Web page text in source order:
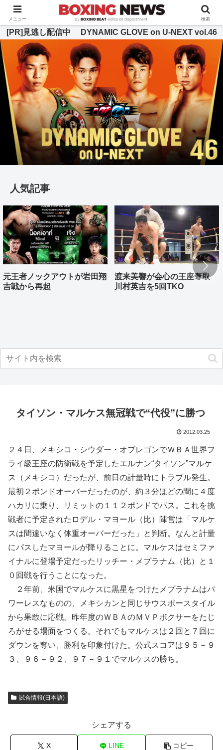
BOXING BEAT [ボクシング・ビート] 公式サイト
[PR]見逃し配信中 DYNAMIC GLOVE on U-NEXT vol.46
人気記事
元王者ノックアウトが岩田翔
吉戦から再起
渡来美響が会心の王座奪取
川村英吉を5回TKO
タイソン・マルケス無冠戦で“代役”に勝つ
2012.03.25
２４日、メキシコ・シウダー・オブレゴンでＷＢＡ世界フ
ライ級王座の防衛戦を予定したエルナン“タイソン”マルケ
ス（メキシコ）だったが、前日の計量時にトラブル発生。
最初２ポンドオーバーだったのが、約３分ほどの間に４度
ハカリに乗り、リミットの１１２ポンドでパス。これを挑
戦者に予定されたロデル・マヨール（比）陣営は「マルケ
スは間違いなく体重オーバーだった」と判断。なんと計量
にパスしたマヨールが降りることに。マルケスはセミファ
イナルに登場予定だったリッチー・メプラナム（比）と１
０回戦を行うことになった。
２年前、米国でマルケスに黒星をつけたメプラナムはパ
ワーレスなものの、メキシカンと同じサウスポースタイル
から果敢に応戦。昨年度のＷＢＡのＭＶＰボクサーをたじ
ろがせる場面をつくる。それでもマルケスは２回と７回に
ダウンを奪い、勝利を印象付けた。公式スコアは９５－９
３、９６－９２、９７－９１でマルケスの勝ち。
試合情報(日本語)
シェアする
X LINE コピー
メニュー 検索